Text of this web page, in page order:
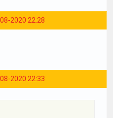
2020 22:28
2020 22:33